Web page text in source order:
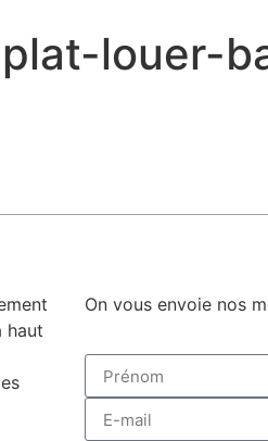
louer-
haut
On vous envoie nos